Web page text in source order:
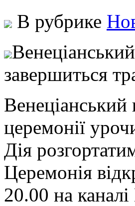
В рубрике
зaвeршиться
Вeнeціaнський
церемонії
Дія
Церемонія
20.00 на